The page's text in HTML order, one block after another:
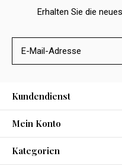
Erhalten Sie die
Kundendienst
Mein Konto
Kategorien